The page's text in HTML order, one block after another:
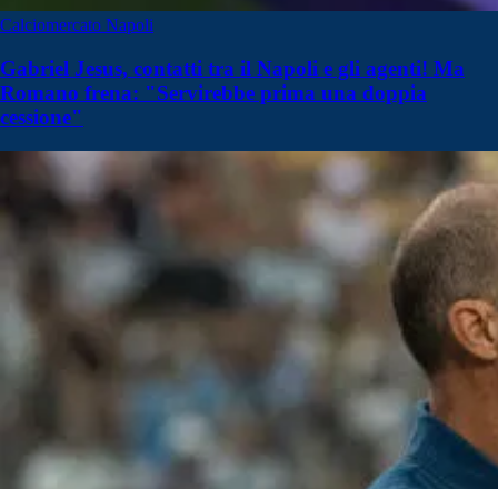
Calciomercato Napoli
Gabriel Jesus, contatti tra il Napoli e gli agenti! Ma
Romano frena: "Servirebbe prima una doppia
cessione"